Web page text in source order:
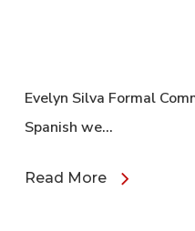
Evelyn Silva Formal
Spanish we…
Read More